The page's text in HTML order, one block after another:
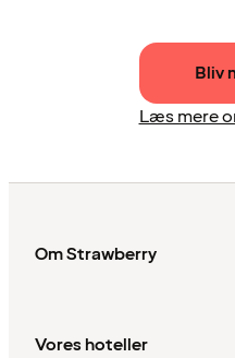
Bliv
Læs mere
Om Strawberry
Vores hoteller